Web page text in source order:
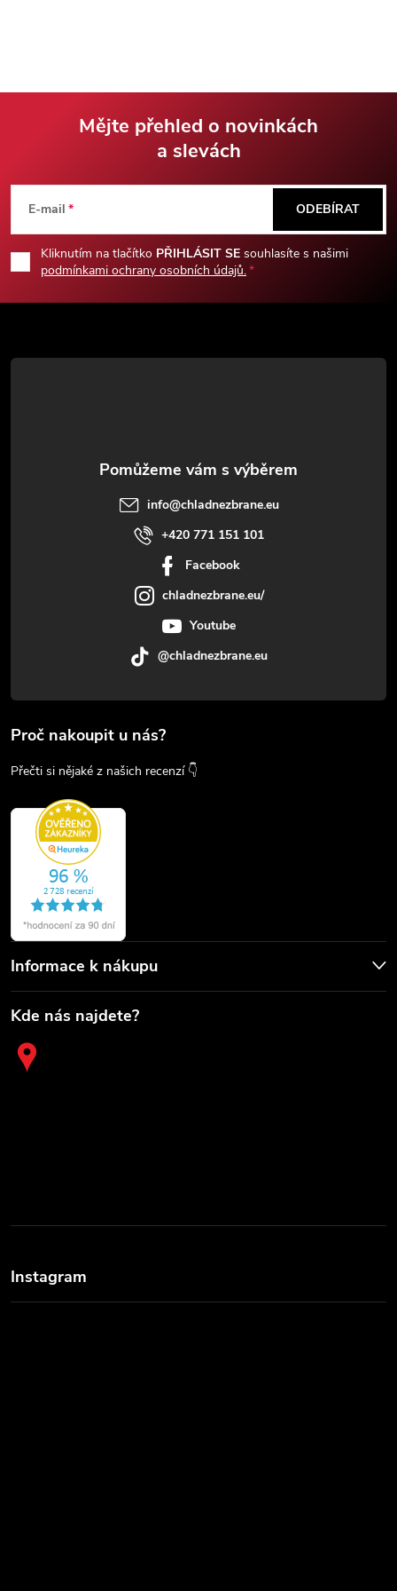
v
s
u
p
a
Mějte přehled o novinkách
a slevách
E-mail
Kliknutím na tlačítko PŘIHLÁSIT SE souhlasíte s našimi
podmínkami ochrany osobních údajů.
ODEBÍRAT
info@chladnezbrane.eu
+420 771 151 101
Facebook
chladnezbrane.eu/
Youtube
@chladnezbrane.eu
Proč nakoupit u nás?
Přečti si nějaké z našich recenzí 👇
Informace k nákupu
Kde nás najdete?
Instagram